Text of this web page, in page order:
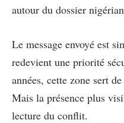
autour du dossier
Le message envoyé est
redevient une priorité
années, cette zone sert
Mais la présence plus
lecture du conflit.